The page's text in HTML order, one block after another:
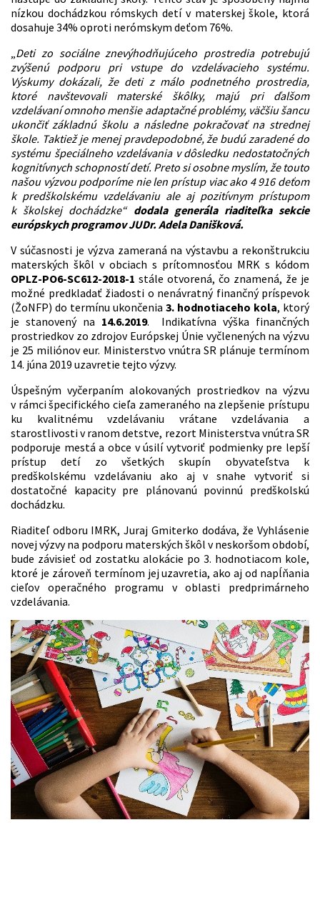
nízkou dochádzkou rómskych detí v materskej škole, ktorá
dosahuje 34% oproti nerómskym deťom 76%.
Deti zo sociálne znevýhodňujúceho prostredia potrebujú
zvýšenú podporu pri vstupe do vzdelávacieho systému.
Výskumy dokázali, že deti z málo podnetného prostredia,
ktoré navštevovali materské škôlky, majú pri ďalšom
vzdelávaní omnoho menšie adaptačné problémy, väčšiu šancu
ukončiť základnú školu a následne pokračovať na strednej
škole. Taktiež je menej pravdepodobné, že budú zaradené do
systému špeciálneho vzdelávania v dôsledku nedostatočných
kognitívnych schopností detí. Preto si osobne myslím, že touto
našou výzvou podporíme nie len prístup viac ako 4 916 deťom
k predškolskému vzdelávaniu ale aj pozitívnym prístupom
k školskej dochádzke“ dodala generála riaditeľka sekcie
európskych programov JUDr. Adela Danišková.
V súčasnosti je výzva zameraná na výstavbu a rekonštrukciu
materských škôl v obciach s prítomnosťou MRK s kódom
OPLZ-PO6-SC612-2018-1 stále otvorená, čo znamená, že je
možné predkladať žiadosti o nenávratný finančný príspevok
(ŽoNFP) do termínu ukončenia 3. hodnotiaceho kola, ktorý
je stanovený na 14.6.2019. Indikatívna výška finančných
prostriedkov zo zdrojov Európskej Únie vyčlenených na výzvu
je 25 miliónov eur. Ministerstvo vnútra SR plánuje termínom
14. júna 2019 uzavretie tejto výzvy.
Úspešným vyčerpaním alokovaných prostriedkov na výzvu
v rámci špecifického cieľa zameraného na zlepšenie prístupu
ku kvalitnému vzdelávaniu vrátane vzdelávania a
starostlivosti v ranom detstve, rezort Ministerstva vnútra SR
podporuje mestá a obce v úsilí vytvoriť podmienky pre lepší
prístup detí zo všetkých skupín obyvateľstva k
predškolskému vzdelávaniu ako aj v snahe vytvoriť si
dostatočné kapacity pre plánovanú povinnú predškolskú
dochádzku.
Riaditeľ odboru IMRK, Juraj Gmiterko dodáva, že Vyhlásenie
novej výzvy na podporu materských škôl v neskoršom období,
bude závisieť od zostatku alokácie po 3. hodnotiacom kole,
ktoré je zároveň termínom jej uzavretia, ako aj od napĺňania
cieľov operačného programu v oblasti predprimárneho
vzdelávania.